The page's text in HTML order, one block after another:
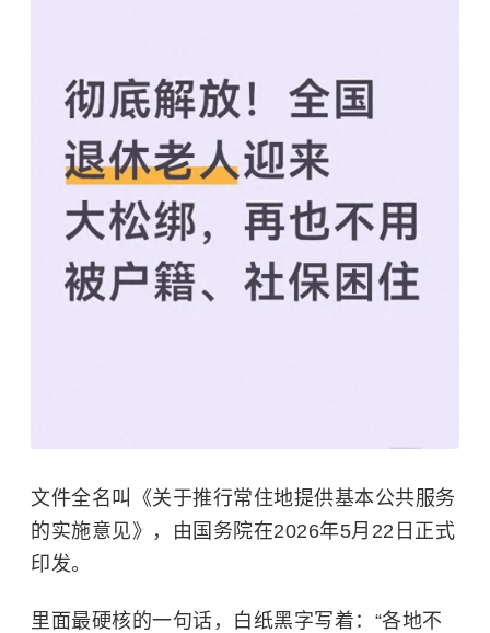
文件全名叫《关于推行常住地提供基本公共服务
的实施意见》，由国务院在2026年5月22日正式
印发。
里面最硬核的一句话，白纸黑字写着：“各地不